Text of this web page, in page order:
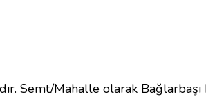
Semt/Mahalle olarak Bağlarbaşı